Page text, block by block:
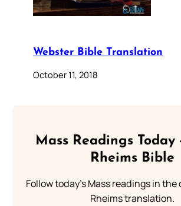
Webster Bible Translation
October 11, 2018
Mass Readings Today
Rheims Bible
Follow today's Mass readings in the
Rheims translation.